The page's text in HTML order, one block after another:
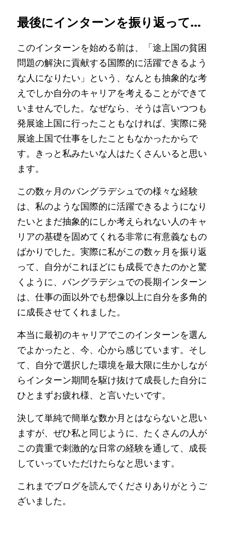
最後にインターンを振り返って...
このインターンを始める前は、「途上国の貧困
問題の解決に貢献する国際的に活躍できるよう
な人になりたい」という、なんとも抽象的な考
えでしか自分のキャリアを考えることができて
いませんでした。なぜなら、そうは言いつつも
発展途上国に行ったこともなければ、実際に発
展途上国で仕事をしたこともなかったからで
す。きっと私みたいな人はたくさんいると思い
ます。
この数ヶ月のバングラデシュでの様々な経験
は、私のような国際的に活躍できるようになり
たいとまだ抽象的にしか考えられない人のキャ
リアの基礎を固めてくれる非常に有意義なもの
ばかりでした。実際に私がこの数ヶ月を振り返
って、自分がこれほどにも成長できたのかと驚
くように、バングラデシュでの長期インターン
は、仕事の面以外でも想像以上に自分を多角的
に成長させてくれました。
本当に最初のキャリアでこのインターンを選ん
でよかったと、今、心から感じています。そし
て、自分で選択した環境を最大限に生かしなが
らインターン期間を駆け抜けて成長した自分に
ひとまずお疲れ様、と言いたいです。
決して単純で簡単な数か月とはならないと思い
ますが、ぜひ私と同じように、たくさんの人が
この貴重で刺激的な日常の経験を通して、成長
していっていただけたらなと思います。
これまでブログを読んでくださりありがとうご
ざいました。